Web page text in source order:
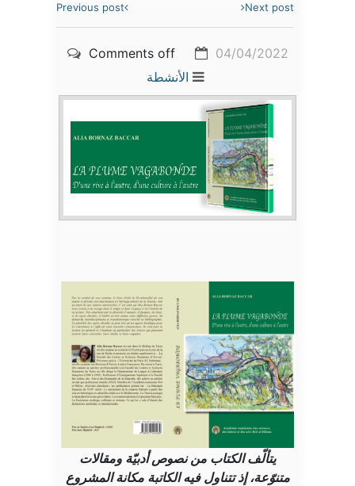
Previous post Next post
04/04/2022
Comments off
الأنشطة
يتألّف الكتاب من نصوص أدبيّة ومقالات
متنوّعة، إذ تتناول فيه الكاتبة مكانة المشروع